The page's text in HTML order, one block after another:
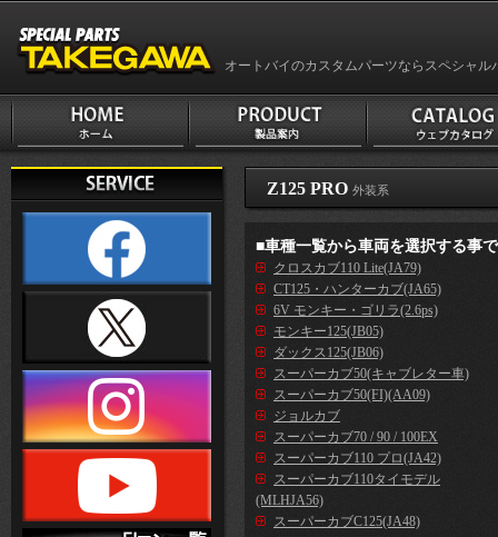
オートバイのカスタムパーツならスペシャル
Z125 PRO 外装系
■車種一覧から車両を選択する事
クロスカブ110 Lite(JA79)
CT125・ハンターカブ(JA65)
6V モンキー・ゴリラ(2.6ps)
モンキー125(JB05)
ダックス125(JB06)
スーパーカブ50(キャブレター車)
スーパーカブ50(FI)(AA09)
ジョルカブ
スーパーカブ70 / 90 / 100EX
スーパーカブ110 プロ(JA42)
スーパーカブ110タイモデル
(MLHJA56)
スーパーカブC125(JA48)